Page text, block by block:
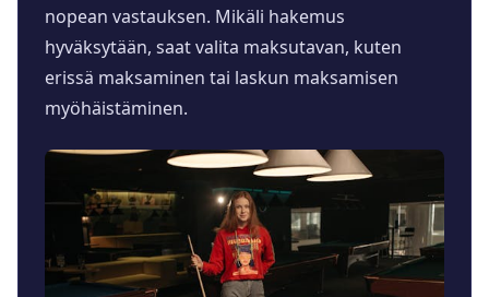
nopean vastauksen. Mikäli hakemus
hyväksytään, saat valita maksutavan, kuten
erissä maksaminen tai laskun maksamisen
myöhäistäminen.